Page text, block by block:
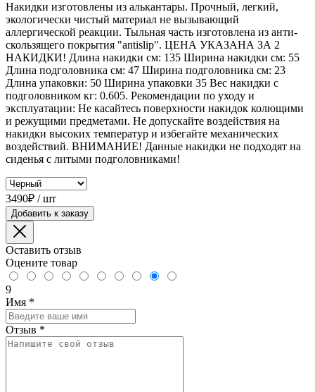
Накидки изготовлены из алькантары. Прочный, легкий,
экологически чистый материал не вызывающий
аллергической реакции. Тыльная часть изготовлена из анти-
скользящего покрытия "antislip". ЦЕНА УКАЗАНА ЗА 2
НАКИДКИ! Длина накидки см: 135 Ширина накидки см: 55
Длина подголовника см: 47 Ширина подголовника см: 23
Длина упаковки: 50 Ширина упаковки 35 Вес накидки с
подголовником кг: 0.605. Рекомендации по уходу и
эксплуатации: Не касайтесь поверхности накидок колющими
и режущими предметами. Не допускайте воздействия на
накидки высоких температур и избегайте механических
воздействий. ВНИМАНИЕ! Данные накидки не подходят на
сиденья с литыми подголовниками!
3490₽ / шт
Добавить к заказу
Оставить отзыв
Оцените товар
9
Имя *
Отзыв *